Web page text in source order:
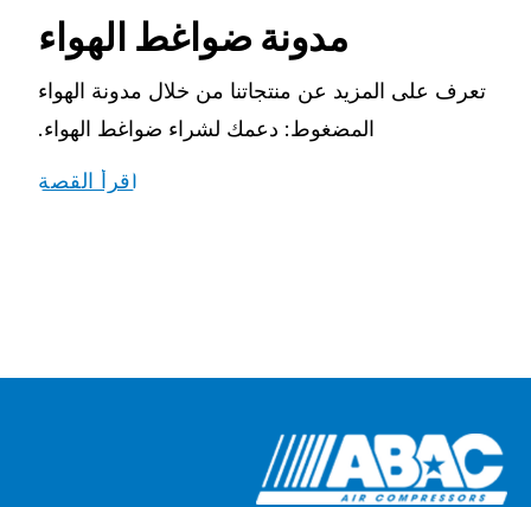
مدونة ضواغط الهواء
تعرف على المزيد عن منتجاتنا من خلال مدونة الهواء
المضغوط: دعمك لشراء ضواغط الهواء.
اقرأ القصة